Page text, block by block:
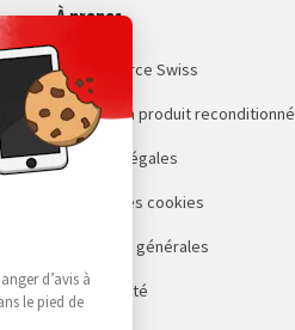
À propos
Recommerce Swiss
Choisir son produit reconditionné
Mentions légales
Gestion des cookies
Conditions générales
Accessibilité